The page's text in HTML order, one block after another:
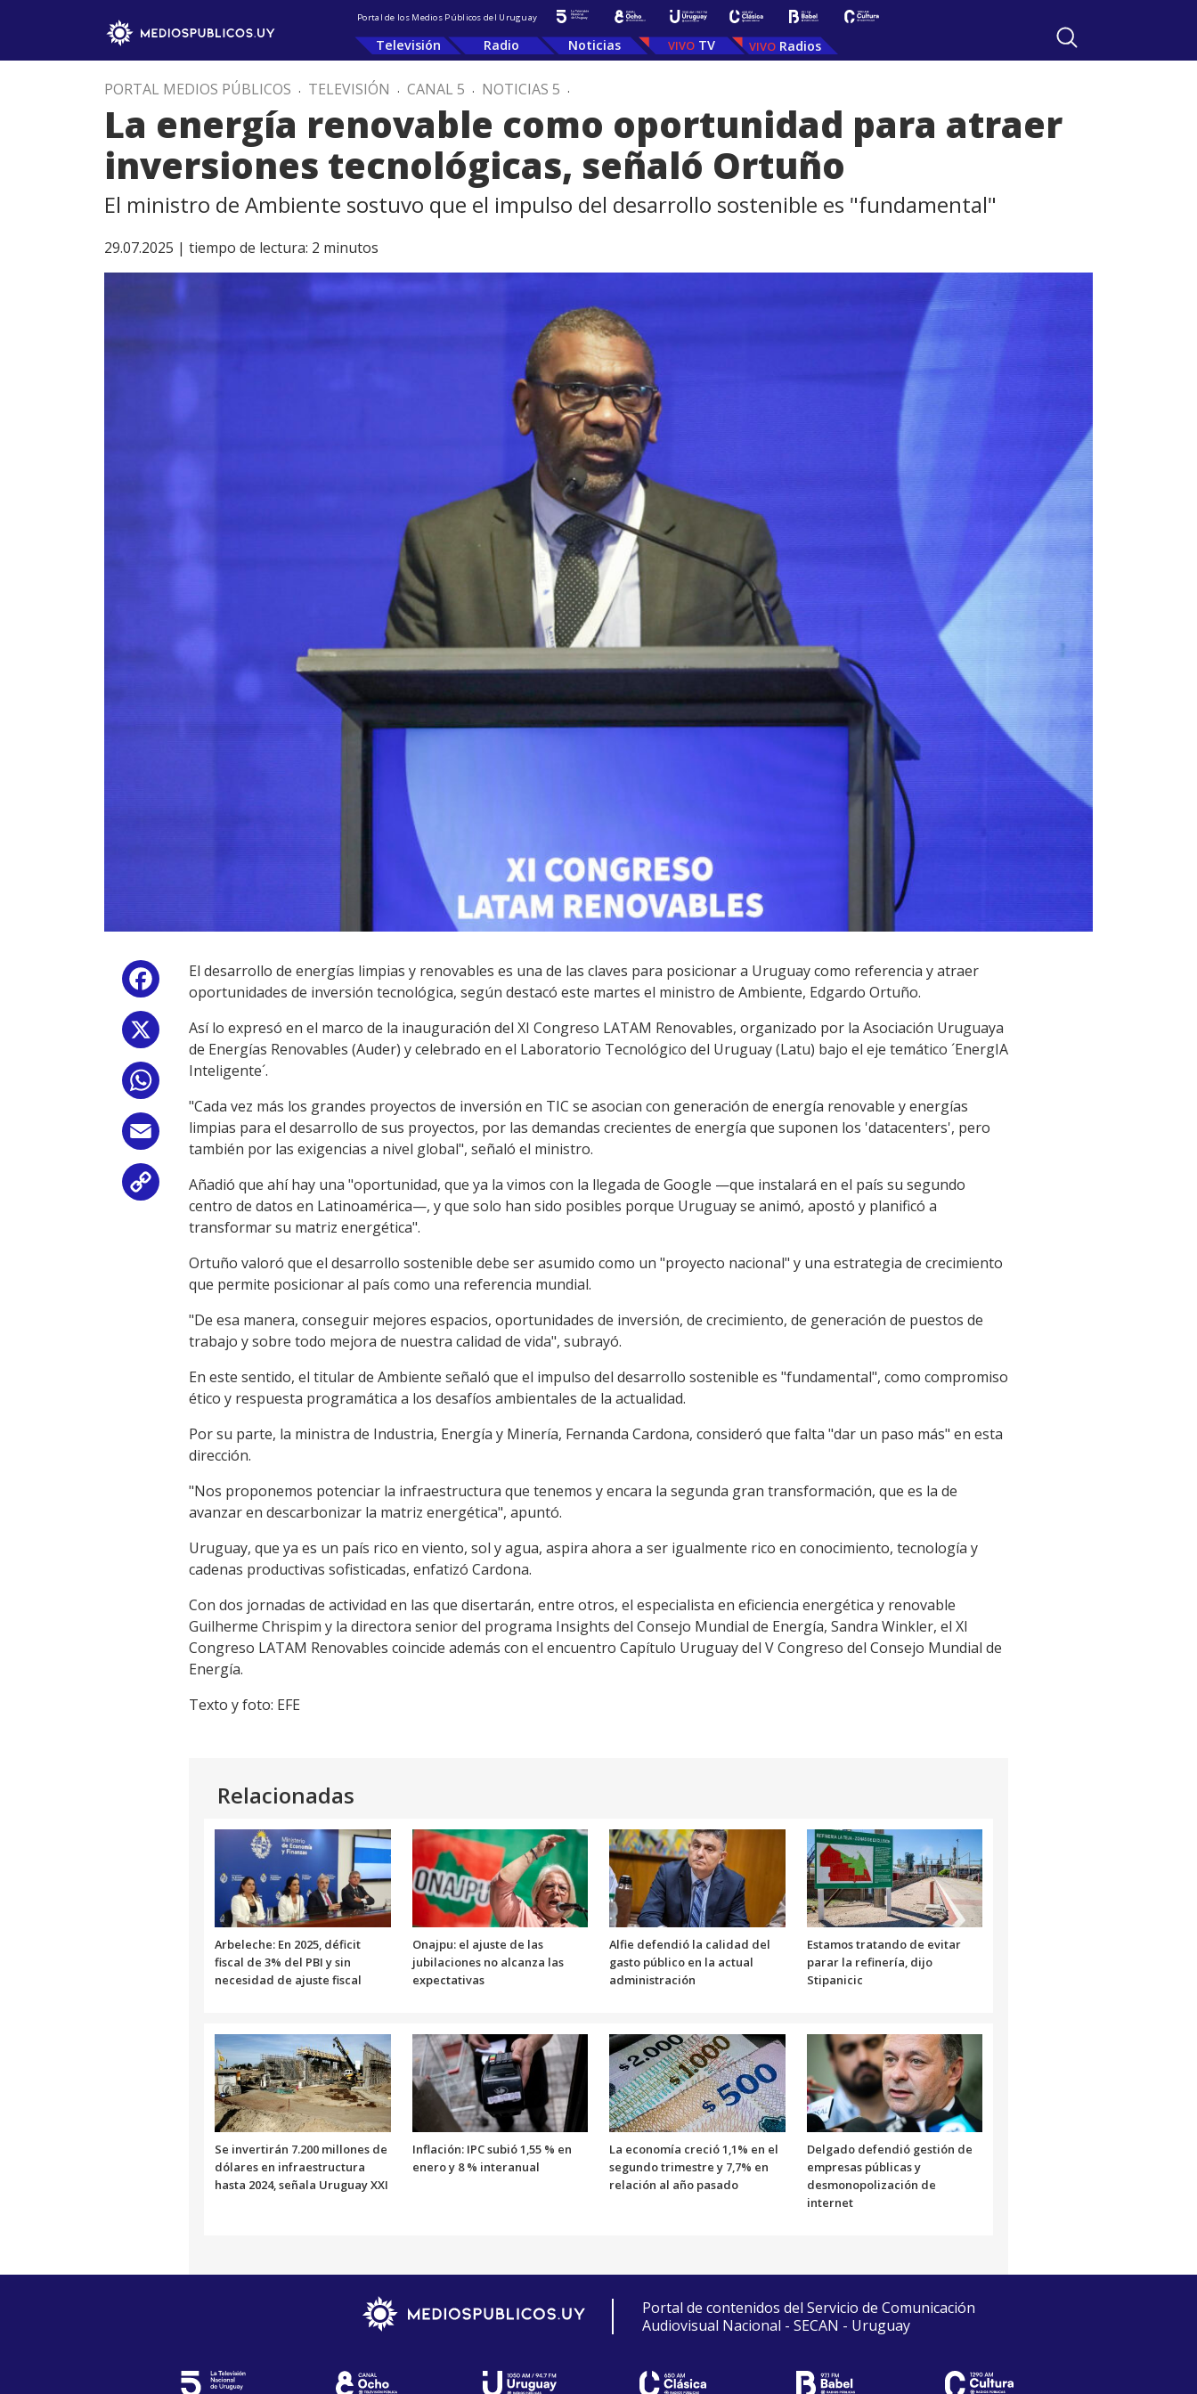
Portal de los Medios Públicos del Uruguay
Televisión Radio Noticias TV Radios
PORTAL MEDIOS PÚBLICOS . TELEVISIÓN . CANAL 5 . NOTICIAS 5 .
La energía renovable como oportunidad para atraer
inversiones tecnológicas, señaló Ortuño
El ministro de Ambiente sostuvo que el impulso del desarrollo sostenible es "fundamental"
29.07.2025 | tiempo de lectura: 2 minutos
Facebook
WhatsApp
Email
Copy
Link
El desarrollo de energías limpias y renovables es una de las claves para posicionar a Uruguay como referencia y atraer
oportunidades de inversión tecnológica, según destacó este martes el ministro de Ambiente, Edgardo Ortuño.
Así lo expresó en el marco de la inauguración del XI Congreso LATAM Renovables, organizado por la Asociación Uruguaya
de Energías Renovables (Auder) y celebrado en el Laboratorio Tecnológico del Uruguay (Latu) bajo el eje temático ´EnergIA
Inteligente´.
"Cada vez más los grandes proyectos de inversión en TIC se asocian con generación de energía renovable y energías
limpias para el desarrollo de sus proyectos, por las demandas crecientes de energía que suponen los 'datacenters', pero
también por las exigencias a nivel global", señaló el ministro.
Añadió que ahí hay una "oportunidad, que ya la vimos con la llegada de Google —que instalará en el país su segundo
centro de datos en Latinoamérica—, y que solo han sido posibles porque Uruguay se animó, apostó y planificó a
transformar su matriz energética".
Ortuño valoró que el desarrollo sostenible debe ser asumido como un "proyecto nacional" y una estrategia de crecimiento
que permite posicionar al país como una referencia mundial.
"De esa manera, conseguir mejores espacios, oportunidades de inversión, de crecimiento, de generación de puestos de
trabajo y sobre todo mejora de nuestra calidad de vida", subrayó.
En este sentido, el titular de Ambiente señaló que el impulso del desarrollo sostenible es "fundamental", como compromiso
ético y respuesta programática a los desafíos ambientales de la actualidad.
Por su parte, la ministra de Industria, Energía y Minería, Fernanda Cardona, consideró que falta "dar un paso más" en esta
dirección.
"Nos proponemos potenciar la infraestructura que tenemos y encara la segunda gran transformación, que es la de
avanzar en descarbonizar la matriz energética", apuntó.
Uruguay, que ya es un país rico en viento, sol y agua, aspira ahora a ser igualmente rico en conocimiento, tecnología y
cadenas productivas sofisticadas, enfatizó Cardona.
Con dos jornadas de actividad en las que disertarán, entre otros, el especialista en eficiencia energética y renovable
Guilherme Chrispim y la directora senior del programa Insights del Consejo Mundial de Energía, Sandra Winkler, el XI
Congreso LATAM Renovables coincide además con el encuentro Capítulo Uruguay del V Congreso del Consejo Mundial de
Energía.
Texto y foto: EFE
Relacionadas
Arbeleche: En 2025, déficit
fiscal de 3% del PBI y sin
necesidad de ajuste fiscal
Onajpu: el ajuste de las
jubilaciones no alcanza las
expectativas
Alfie defendió la calidad del
gasto público en la actual
administración
Estamos tratando de evitar
parar la refinería, dijo
Stipanicic
Se invertirán 7.200 millones de
dólares en infraestructura
hasta 2024, señala Uruguay XXI
Inflación: IPC subió 1,55 % en
enero y 8 % interanual
La economía creció 1,1% en el
segundo trimestre y 7,7% en
relación al año pasado
Delgado defendió gestión de
empresas públicas y
desmonopolización de
internet
Portal de contenidos del Servicio de Comunicación
Audiovisual Nacional - SECAN - Uruguay